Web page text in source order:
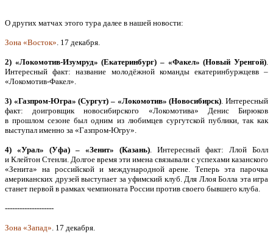
О других матчах этого тура далее в нашей новости:
Зона «Восток». 17 декабря.
2) «Локомотив-Изумруд» (Екатеринбург) – «Факел» (Новый Уренгой).
Интересный факт: название молодёжной команды екатеринбуржцевв –
«Локомотив-Факел».
3) «Газпром-Югра» (Сургут) – «Локомотив» (Новосибирск). Интересный
факт: доигровщик новосибирского «Локомотива» Денис Бирюков
в прошлом сезоне был одним из любимцев сургутской публики, так как
выступал именно за «Газпром-Югру».
4) «Урал» (Уфа) – «Зенит» (Казань). Интересный факт: Ллой Болл
и Клейтон Стенли. Долгое время эти имена связывали с успехами казанского
«Зенита» на российской и международной арене. Теперь эта парочка
американских друзей выступает за уфимский клуб. Для Ллоя Болла эта игра
станет первой в рамках чемпионата России против своего бывшего клуба.
--------------------
Зона «Запад». 17 декабря.